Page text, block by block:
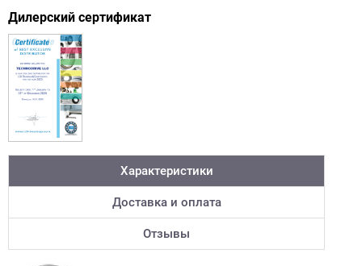
Дилерский сертификат
Характеристики
Доставка и оплата
Отзывы